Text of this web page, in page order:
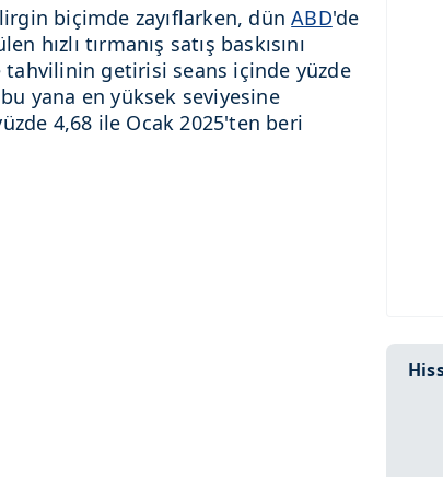
biçimde zayıflarken, dünABD'de
hızlı tırmanış satış baskısını
tahvilinin getirisi seans içinde yüzde
yana en yüksek seviyesine
4,68 ile Ocak 2025'ten beri